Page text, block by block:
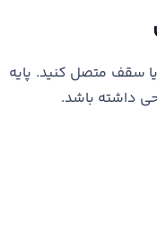
یا سقف متصل کنید. پایه
داشته باشد.